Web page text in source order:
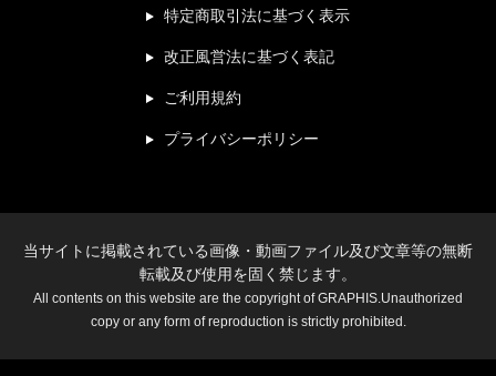
特定商取引法に基づく表示
改正風営法に基づく表記
ご利用規約
プライバシーポリシー
当サイトに掲載されている画像・動画ファイル及び文章等の無断
転載及び使用を固く禁じます。
All contents on this website are the copyright of GRAPHIS.Unauthorized
copy or any form of reproduction is strictly prohibited.